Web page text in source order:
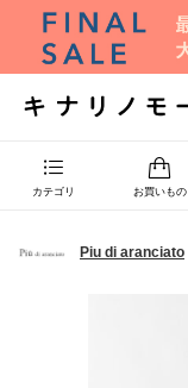
カテゴリ お買いもの
Piu di aranciato